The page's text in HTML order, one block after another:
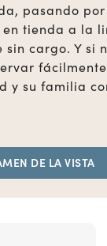
pasando
tienda a la
cargo. Y si
y su familia
DE LA VISTA